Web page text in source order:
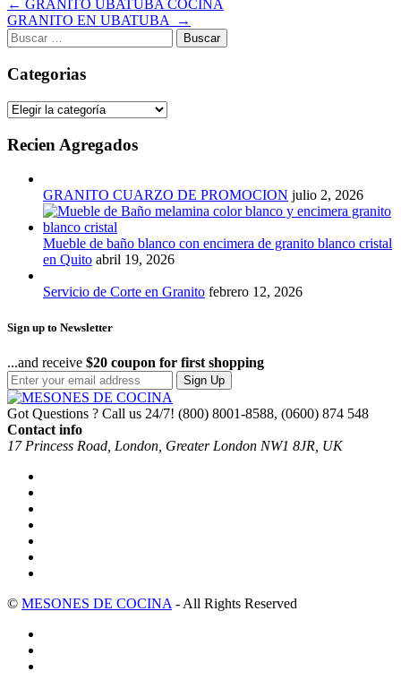
Navegación
de
← GRANITO UBATUBA COCINA
GRANITO EN UBATUBA →
Buscar:
Categorias
Categorias
Recien Agregados
GRANITO CUARZO DE PROMOCION julio 2, 2026
Mueble de baño blanco con encimera de granito blanco cristal
en Quito abril 19, 2026
Servicio de Corte en Granito febrero 12, 2026
Sign up to Newsletter
...and receive $20 coupon for first shopping
Sign Up
Got Questions ? Call us 24/7! (800) 8001-8588, (0600) 874 548
Contact info
17 Princess Road, London, Greater London NW1 8JR, UK
© MESONES DE COCINA - All Rights Reserved